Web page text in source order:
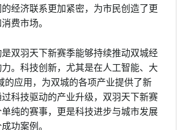
经济联系更加紧密，为市民创造了更
费市场。
双羽天下新赛季能够持续推动双城经
。科技创新，尤其是在人工智能、大
的应用，为双城的各项产业提供了新
科技驱动的产业升级，双羽天下新赛
纯的赛事，更是科技进步与城市发展
功案例。